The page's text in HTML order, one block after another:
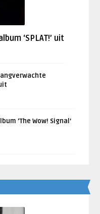
‘SPLAT!’ uit
‘The Wow! Signal’